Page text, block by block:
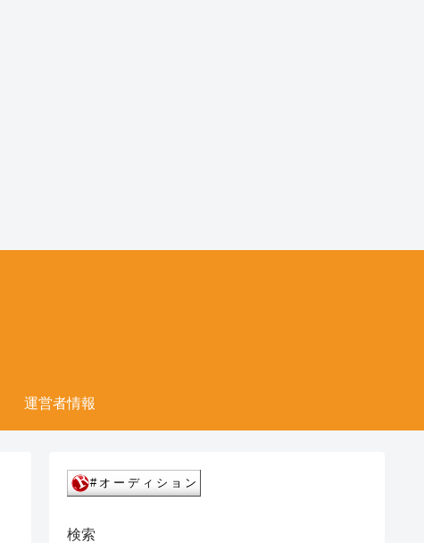
運営者情報
検索